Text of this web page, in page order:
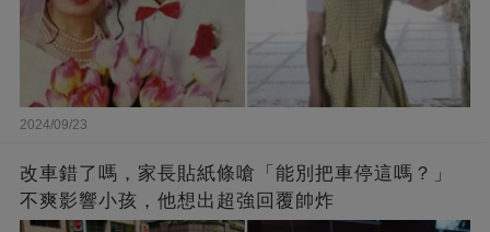
2024/09/23
改車錯了嗎，家長貼紙條嗆「能別把車停這嗎？」
不爽影響小孩，他想出超強回覆帥炸